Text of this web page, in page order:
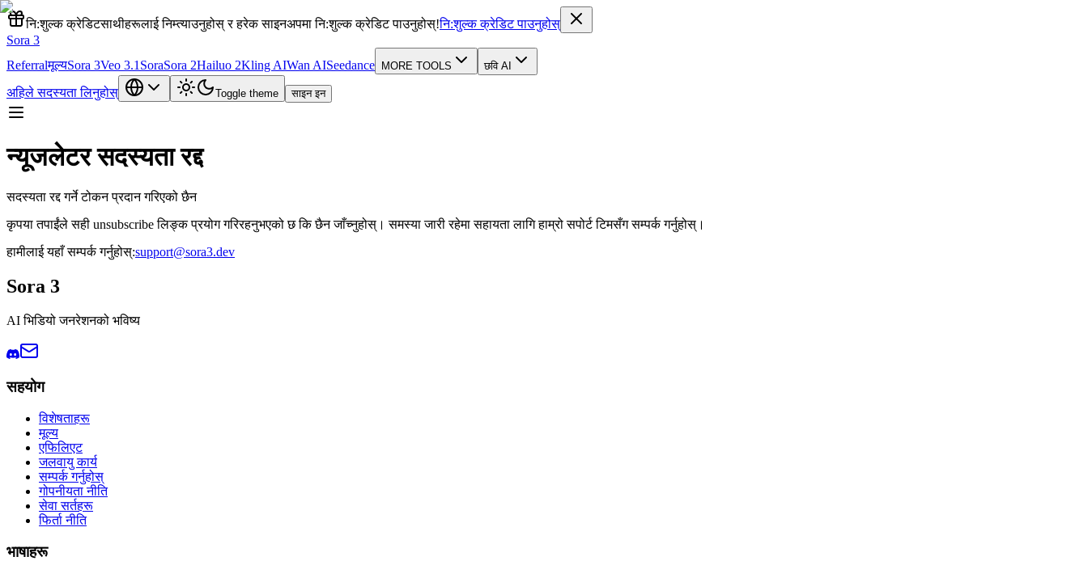
नि:शुल्क क्रेडिटसाथीहरूलाई निम्त्याउनुहोस् र हरेक साइनअपमा नि:शुल्क क्रेडिट पाउनुहोस्!नि:शुल्क क्रेडिट पाउनुहोस्
Sora 3
Referralमूल्यSora 3Veo 3.1 SoraSora 2Hailuo 2Kling AIWan AISeedance MORE TOOLS छवि AI
अहिले सदस्यता लिनुहोस् Toggle theme साइन इन
न्यूजलेटर सदस्यता रद्द
सदस्यता रद्द गर्ने टोकन प्रदान गरिएको छैन
कृपया तपाईंले सही unsubscribe लिङ्क प्रयोग गरिरहनुभएको छ कि छैन जाँच्नुहोस्। समस्या जारी रहेमा सहायता लागि हाम्रो सपोर्ट टिमसँग सम्पर्क गर्नुहोस्।
हामीलाई यहाँ सम्पर्क गर्नुहोस्:support@sora3.dev
Sora 3
AI भिडियो जनरेशनको भविष्य
सहयोग
विशेषताहरू
मूल्य
एफिलिएट
जलवायु कार्य
सम्पर्क गर्नुहोस्
गोपनीयता नीति
सेवा सर्तहरू
फिर्ता नीति
भाषाहरू